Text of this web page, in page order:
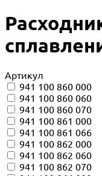
Артикул
941 100 860 000
941 100 860 060
941 100 860 070
941 100 861 000
941 100 861 066
941 100 862 000
941 100 862 060
941 100 862 070